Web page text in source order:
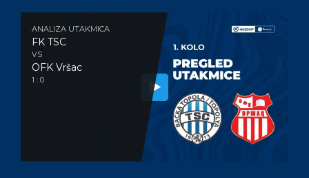
ANALIZA UTAKMICA
FK TSC
VS
OFK Vršac
1 : 0